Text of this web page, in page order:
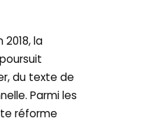
2018, la
du texte de
Parmi les
réforme